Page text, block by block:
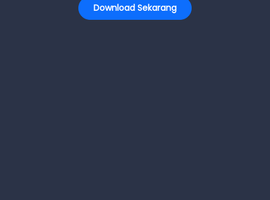
Download Sekarang